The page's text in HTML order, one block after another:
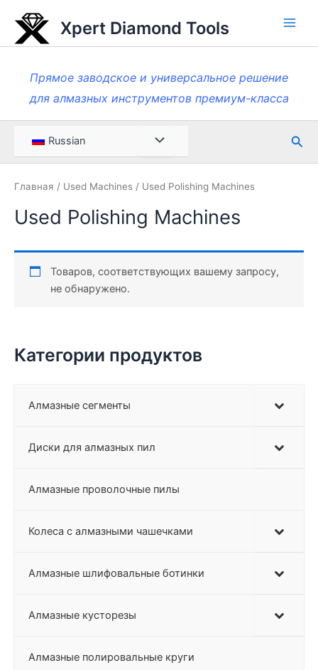
содержанию
Xpert Diamond Tools
Прямое заводское и универсальное решение
для алмазных инструментов премиум-класса
Russian Меню
Главная / Used Machines / Used Polishing Machines
Used Polishing Machines
Товаров, соответствующих вашему запросу,
не обнаружено.
Категории продуктов
Алмазные сегменты
Диски для алмазных пил
Алмазные проволочные пилы
Колеса с алмазными чашечками
Алмазные шлифовальные ботинки
Алмазные кусторезы
Алмазные полировальные круги